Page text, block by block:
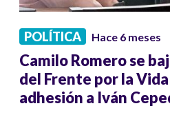
POLÍTICA Hace 6 meses
Camilo Romero se
del Frente por la
adhesión a Iván